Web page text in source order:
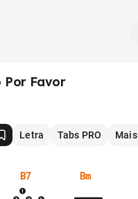
Por Favor
Letra Tabs PRO Mais
B7 Bm